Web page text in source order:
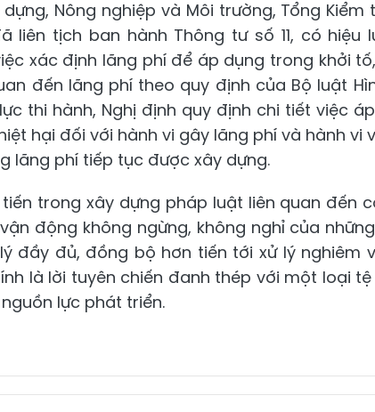
dựng, Nông nghiệp và Môi trường, Tổng
liên tịch ban hành Thông tư số 11, có hiệu
xác định lãng phí để áp dụng trong khởi
đến lãng phí theo quy định của Bộ luật
thi hành, Nghị định quy định chi tiết việc
hại đối với hành vi gây lãng phí và hành vi
lãng phí tiếp tục được xây dựng.
trong xây dựng pháp luật liên quan đến
động không ngừng, không nghỉ của
đầy đủ, đồng bộ hơn tiến tới xử lý nghiêm
là lời tuyên chiến đanh thép với một loại
lực phát triển.